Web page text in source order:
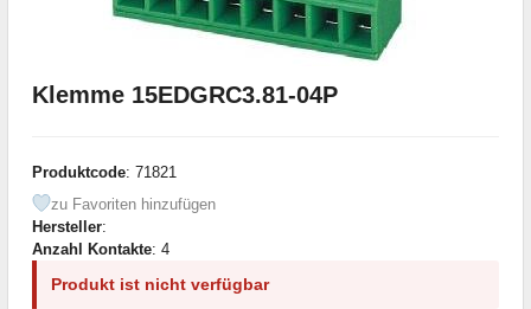
Klemme 15EDGRC3.81-04P
Produktcode: 71821
zu Favoriten hinzufügen
Hersteller:
Anzahl Kontakte: 4
Produkt ist nicht verfügbar